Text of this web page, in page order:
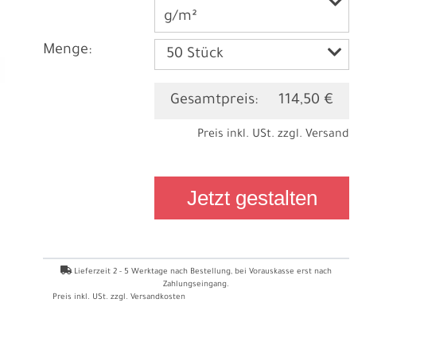
g/m²
Menge:
Gesamtpreis: 114,50 €
Preis inkl. USt. zzgl. Versand
Jetzt gestalten
Lieferzeit 2 - 5 Werktage nach Bestellung, bei Vorauskasse erst nach
Zahlungseingang.
Preis inkl. USt. zzgl. Versandkosten